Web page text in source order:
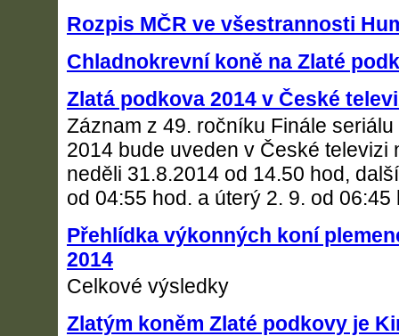
Rozpis MČR ve všestrannosti
Chladnokrevní koně na Zlaté
Zlatá podkova 2014 v České
Záznam z 49. ročníku Finále
2014 bude uveden v České televizi
neděli 31.8.2014 od 14.50 hod,
od 04:55 hod. a úterý 2. 9. od 06:45
Přehlídka výkonných koní
2014
Celkové výsledky
Zlatým koněm Zlaté podkovy je